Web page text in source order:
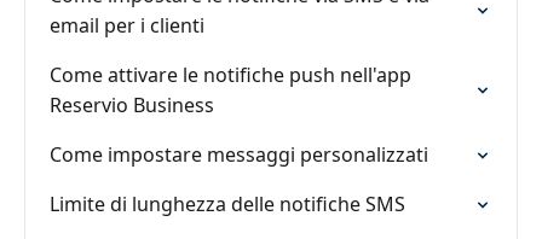
email per i clienti
Come attivare le notifiche push nell'app
Reservio Business
Come impostare messaggi personalizzati
Limite di lunghezza delle notifiche SMS